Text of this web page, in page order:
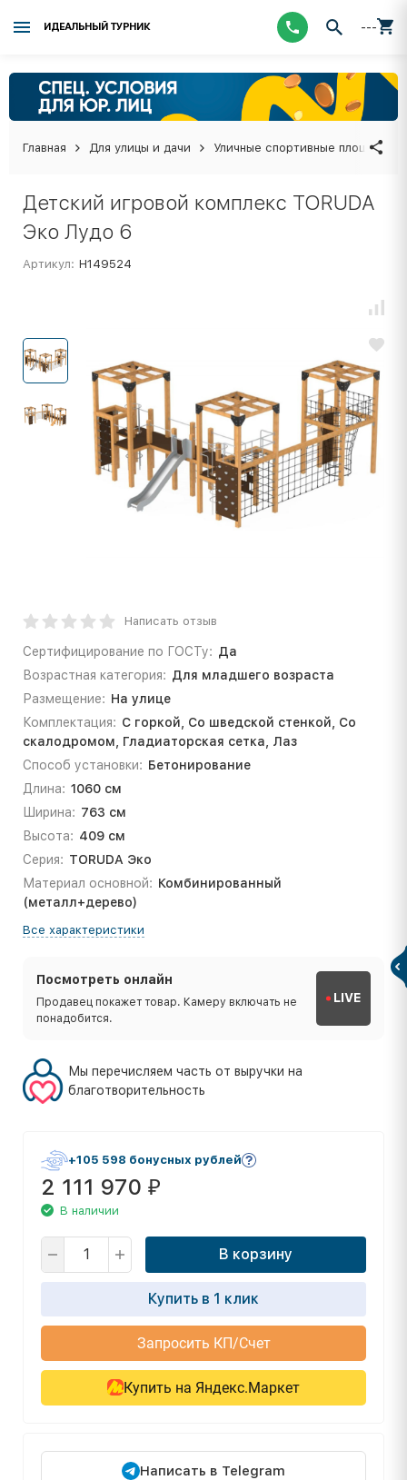
ИДЕАЛЬНЫЙ ТУРНИК ---
Главная Для улицы и дачи Уличные спортивные площадки
Детский игровой комплекс TORUDA
Эко Лудо 6
Артикул: Н149524
Написать отзыв
Сертифицирование по ГОСТу: Да
Возрастная категория: Для младшего возраста
Размещение: На улице
Комплектация: С горкой, Со шведской стенкой, Со
скалодромом, Гладиаторская сетка, Лаз
Способ установки: Бетонирование
Длина: 1060 см
Ширина: 763 см
Высота: 409 см
Серия: TORUDA Эко
Материал основной: Комбинированный
(металл+дерево)
Все характеристики
Посмотреть онлайн
Продавец покажет товар. Камеру включать не
понадобится.
LIVE
Мы перечисляем часть от выручки на
благотворительность
+105 598 бонусных рублей
2 111 970 ₽
В наличии
В корзину
Купить в 1 клик
Запросить КП/Счет
Купить на Яндекс.Маркет
Написать в Telegram